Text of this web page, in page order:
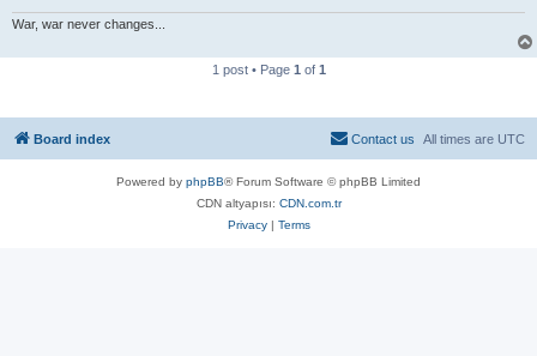
War, war never changes...
1 post • Page 1 of 1
Board index All times are UTC
Contact us
Powered by phpBB® Forum Software © phpBB Limited
CDN altyapısı: CDN.com.tr
Privacy| Terms